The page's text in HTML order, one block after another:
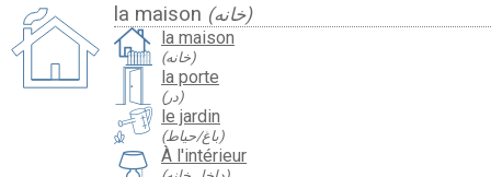
la maison (خانه)
la maison
(خانه)
la porte
(در)
le jardin
(باغ/حیاط)
À l'intérieur